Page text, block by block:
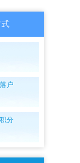
式
户
分